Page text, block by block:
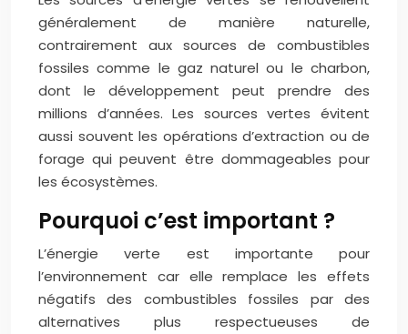
généralement de manière naturelle,
contrairement aux sources de combustibles
fossiles comme le gaz naturel ou le charbon,
dont le développement peut prendre des
millions d’années. Les sources vertes évitent
aussi souvent les opérations d’extraction ou de
forage qui peuvent être dommageables pour
les écosystèmes.
Pourquoi c’est important ?
L’énergie verte est importante pour
l’environnement car elle remplace les effets
négatifs des combustibles fossiles par des
alternatives plus respectueuses de